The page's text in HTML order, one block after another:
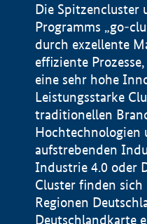
Die Spitzencluster
Programms „go-
durch exzellente
effiziente
eine sehr hohe
Leistungsstarke
traditionellen
Hochtechnologien
aufstrebenden
Industrie 4.0 oder
Cluster finden sich
Regionen
Deutschlandkarte